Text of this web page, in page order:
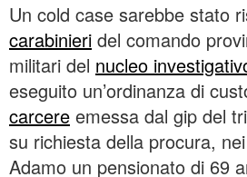
Un cold case sarebbe stato
carabinieri del comando
militari del nucleo
eseguito un’ordinanza di
carcere emessa dal gip del
su richiesta della procura,
Adamo un pensionato di 69